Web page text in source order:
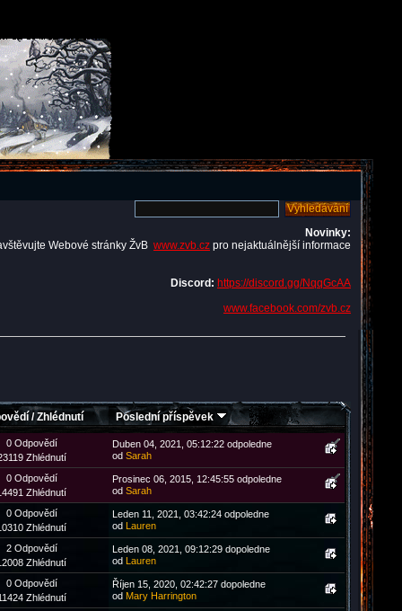
Novinky:
Webové stránky ŽvB www.zvb.cz pro nejaktuálnější informace
Discord: https://discord.gg/NqqGcAA
www.facebook.com/zvb.cz
/Zhlédnutí Poslední příspěvek
0 Odpovědí
Zhlédnutí
Duben 04, 2021, 05:12:22 odpoledne
od Sarah
0 Odpovědí
Zhlédnutí
Prosinec 06, 2015, 12:45:55 odpoledne
od Sarah
0 Odpovědí
Zhlédnutí
Leden 11, 2021, 03:42:24 odpoledne
od Lauren
2 Odpovědí
Zhlédnutí
Leden 08, 2021, 09:12:29 dopoledne
od Lauren
0 Odpovědí
Zhlédnutí
Říjen 15, 2020, 02:42:27 dopoledne
od Mary Harrington